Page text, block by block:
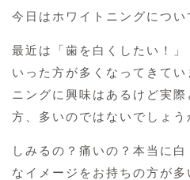
今日はホワイトニングについ
最近は「歯を白くしたい！
いった方が多くなってきて
ニングに興味はあるけど実
方、多いのではないでしょう
しみるの？痛いの？本当に
なイメージをお持ちの方が